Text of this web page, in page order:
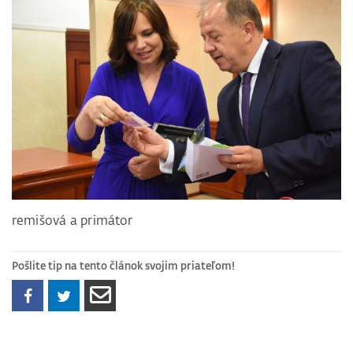
remišová a primátor
Pošlite tip na tento článok svojim priateľom!